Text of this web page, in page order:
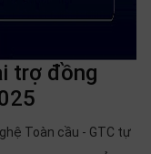
trợ đồng
Toàn cầu - GTC tự